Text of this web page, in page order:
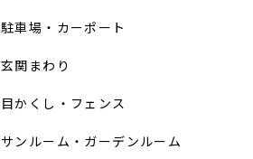
駐車場・カーポート
玄関まわり
目かくし・フェンス
サンルーム・ガーデンルーム